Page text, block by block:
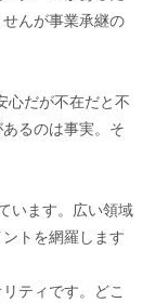
んが事業承継の
心だが不在だと不
るのは事実。そ
います。広い領域
トを網羅します
ティです。どこ